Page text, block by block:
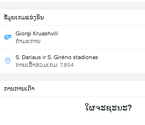
ຂ້ໍມູນເກມແຂ່ງຂັນ
Giorgi Kruashvili
ກຳມະການ
S. Dariaus ir S. Girėno stadionas
ການເຂົ້າຮ່ວມເກມ: 7,854
ການການເດົາ
ໃຜຈະຊະນະ?